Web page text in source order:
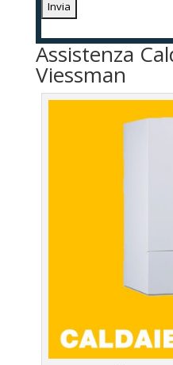
Assistenza
Viessman